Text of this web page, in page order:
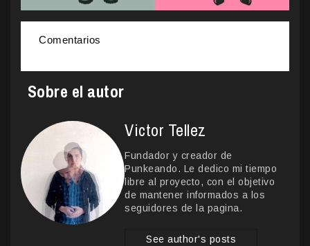
Comentarios
Sobre el autor
Victor Tellez
Fundador y creador de
Punkeando. Le dedico mi tiempo
libre al proyecto, con el objetivo
de mantener informados a los
seguidores de la pagina.
See author's posts